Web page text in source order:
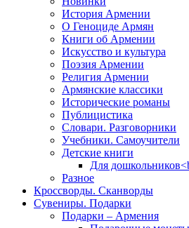
История Армении
О Геноциде Армян
Книги об Армении
Иcкусство и культура
Поэзия Армении
Религия Армении
Армянские классики
Исторические романы
Публицистика
Словари. Разговорники
Учебники. Самоучители
Детские книги
Для
Разное
Кроссворды. Сканворды
Сувениры. Подарки
Подарки – Армения